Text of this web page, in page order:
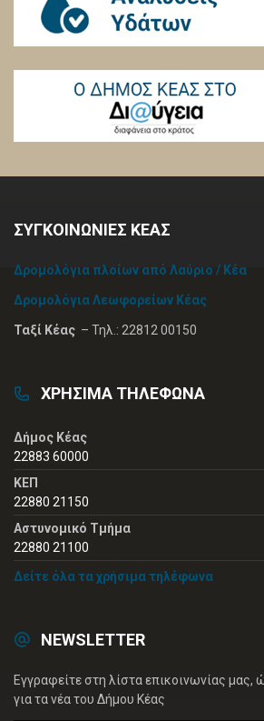
ΣΥΓΚΟΙΝΩΝΙΕΣ ΚΕΑΣ
Δρομολόγια πλοίων από Λαύριο / Κέα
Δρομολόγια Λεωφορείων Κέας
Ταξί Κέας – Τηλ.: 22812 00150
ΧΡΗΣΙΜΑ ΤΗΛΕΦΩΝΑ
Δήμος Κέας
22883 60000
ΚΕΠ
22880 21150
Αστυνομικό Τμήμα
22880 21100
Δείτε όλα τα χρήσιμα τηλέφωνα
NEWSLETTER
Εγγραφείτε στη λίστα επικοινωνίας μας,
για τα νέα του Δήμου Κέας